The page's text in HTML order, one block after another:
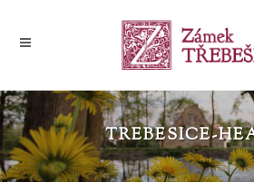
TREBESICE-